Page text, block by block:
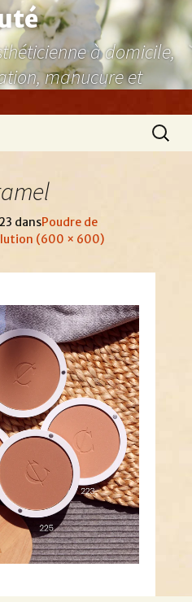
à domicile,
manucure et
dansPoudre de
(600 × 600)